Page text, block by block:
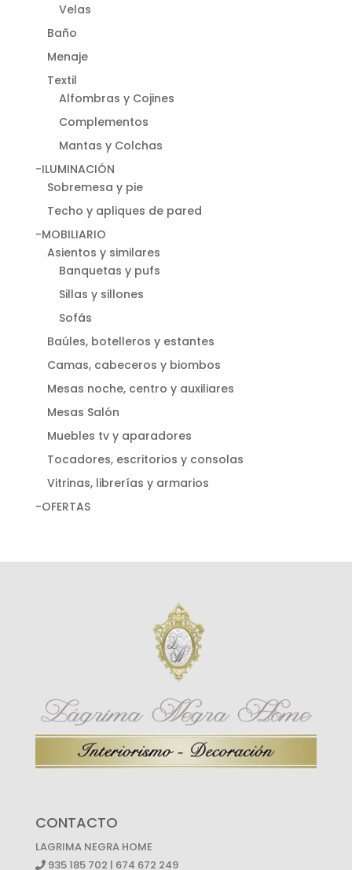
Velas
Baño
Menaje
Textil
Alfombras y Cojines
Complementos
Mantas y Colchas
-ILUMINACIÓN
Sobremesa y pie
Techo y apliques de pared
-MOBILIARIO
Asientos y similares
Banquetas y pufs
Sillas y sillones
Sofás
Baúles, botelleros y estantes
Camas, cabeceros y biombos
Mesas noche, centro y auxiliares
Mesas Salón
Muebles tv y aparadores
Tocadores, escritorios y consolas
Vitrinas, librerías y armarios
-OFERTAS
CONTACTO
LAGRIMA NEGRA HOME
935 185 702 | 674 672 249